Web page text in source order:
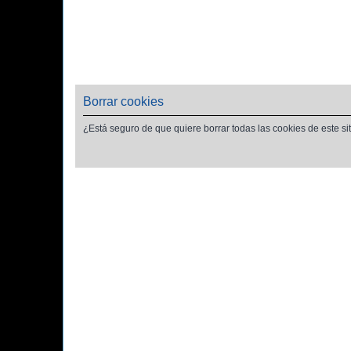
Borrar cookies
¿Está seguro de que quiere borrar todas las cookies de este